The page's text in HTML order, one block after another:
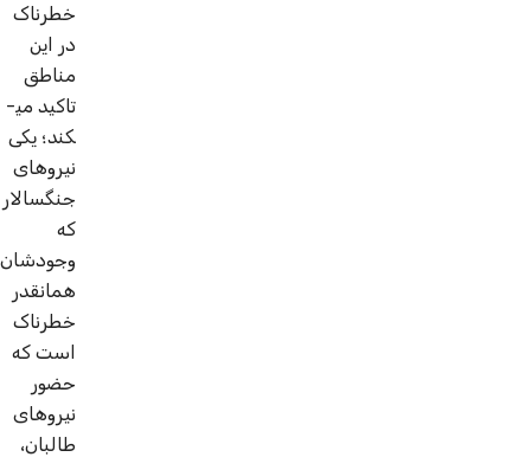
خطرناک
در این
مناطق
تاکید می­
کند؛ یکی
نیروهای
جنگ­سالار
که
وجودشان
همانقدر
خطرناک
است که
حضور
نیروهای
طالبان،